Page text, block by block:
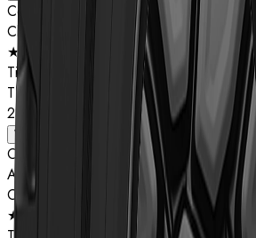
Composto
Classificação de estrelas
★★
Tipo
TL
23.5R25
Ver detalhes
Composto
A
Classificação de estrelas
★★